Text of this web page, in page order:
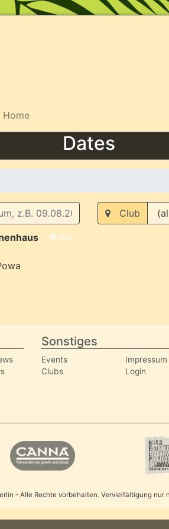
Home
Dates
Club
live
Sonstiges
Events
Clubs
Impressum
Login
- Alle Rechte vorbehalten. Vervielfältigung nur